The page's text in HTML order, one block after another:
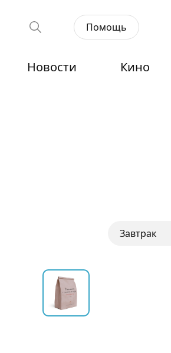
Помощь
Новости Кино
Завтрак